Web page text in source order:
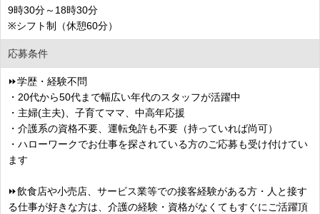
9時30分～18時30分
※シフト制（休憩60分）
応募条件
⏩学歴・経験不問
・20代から50代まで幅広い年代のスタッフが活躍中
・主婦(主夫)、子育てママ、中高年応援
・介護系の資格不要、運転免許も不要（持っていれば尚可）
・ハローワークでお仕事を探されている方のご応募も受け付けてい
ます
⏩飲食店や小売店、サービス業等での接客経験がある方・人と接す
る仕事が好きな方は、介護の経験・資格がなくてもすぐにご活躍頂